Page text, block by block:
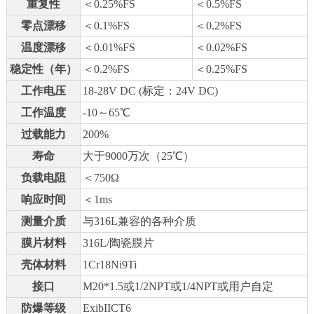
重复性 ＜0.25%FS
＜0.5%FS
零点漂移
＜0.1%FS
＜0.2%FS
温度漂移
＜0.01%FS
＜0.02%FS
稳定性（年）
＜0.2%FS
＜0.25%FS
工作电压
18-28V DC (标定：24V DC)
工作温度
-10～65℃
过载能力
200%
寿命
大于9000万次（25℃）
负载电阻
＜750Ω
响应时间
＜1ms
测量介质
与316L兼容的各种介质
膜片材料
316L/陶瓷膜片
壳体材料
1Cr18Ni9Ti
接口
M20*1.5或1/2NPT或1/4NPT或用户自定
防爆等级
ExibIICT6